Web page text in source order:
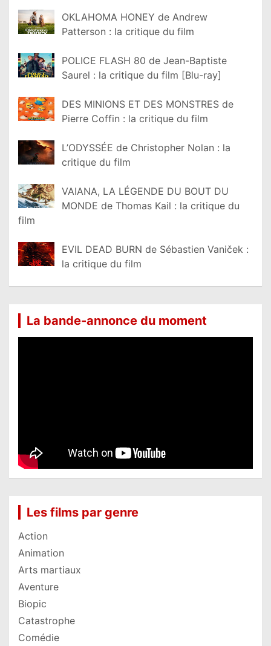
OKLAHOMA HONEY de Andrew
Patterson : la critique du film
POLICE FLASH 80 de Jean-Baptiste
Saurel : la critique du film [Blu-ray]
DES MINIONS ET DES MONSTRES de
Pierre Coffin : la critique du film
L’ODYSSÉE de Christopher Nolan : la
critique du film
VAIANA, LA LÉGENDE DU BOUT DU
MONDE de Thomas Kail : la critique du
film
EVIL DEAD BURN de Sébastien Vaniček :
la critique du film
La bande-annonce du moment
Les films par genre
Action
Animation
Arts martiaux
Aventure
Biopic
Catastrophe
Comédie